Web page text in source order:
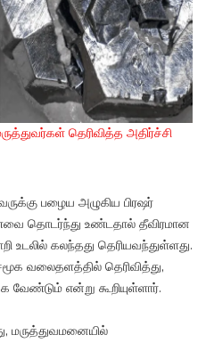
தெரிவித்த அதிர்ச்சி
பழைய அழுகிய பிரஷர்
தொடர்ந்து உண்டதால் தீவிரமான
உடலில் கலந்தது தெரியவந்துள்ளது.
வலைதளத்தில் தெரிவித்து,
வேண்டும் என்று கூறியுள்ளார்.
மருத்துவமனையில்